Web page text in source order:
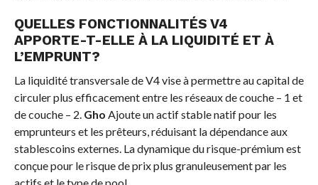
QUELLES FONCTIONNALITÉS V4
APPORTE-T-ELLE À LA LIQUIDITÉ ET À
L’EMPRUNT?
La liquidité transversale de V4 vise à permettre au capital de
circuler plus efficacement entre les réseaux de couche – 1 et
de couche – 2. Gho Ajoute un actif stable natif pour les
emprunteurs et les prêteurs, réduisant la dépendance aux
stablescoins externes. La dynamique du risque-prémium est
conçue pour le risque de prix plus granuleusement par les
actifs et le type de pool.